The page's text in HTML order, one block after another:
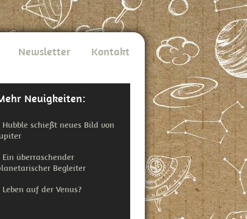
Newsletter Kontakt
Neuigkeiten:
Hubble schießt neues Bild von
Ein überraschender
Begleiter
Leben auf der Venus?